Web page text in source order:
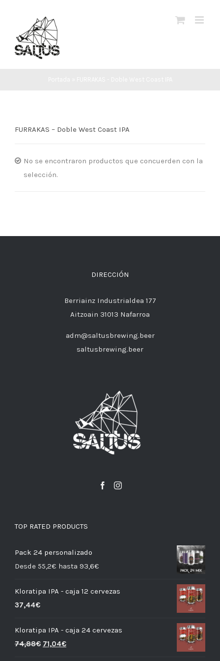
contenido
FURRAKAS – Doble West Coast IPA
No se encontraron productos que concuerden con la
selección.
DIRECCIÓN
Berriainz Industrialdea 177
Aitzoain 31013 Nafarroa
adm@saltusbrewing.beer
saltusbrewing.beer
TOP RATED PRODUCTS
Pack 24 personalizado
Desde 55,2€ hasta 93,6€
Kloratipa IPA - caja 12 cervezas
37,44€
Kloratipa IPA - caja 24 cervezas
74,88€ 71,04€